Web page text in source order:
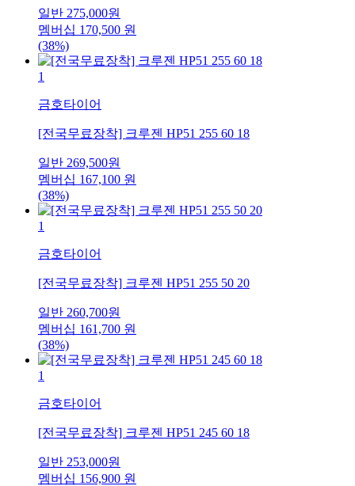
일반 275,000원
멤버십 170,500 원
(38%)
1
금호타이어
[전국무료장착] 크루젠 HP51 255 60 18
일반 269,500원
멤버십 167,100 원
(38%)
1
금호타이어
[전국무료장착] 크루젠 HP51 255 50 20
일반 260,700원
멤버십 161,700 원
(38%)
1
금호타이어
[전국무료장착] 크루젠 HP51 245 60 18
일반 253,000원
멤버십 156,900 원